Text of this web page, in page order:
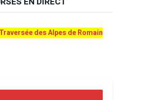
des Alpes de Romain